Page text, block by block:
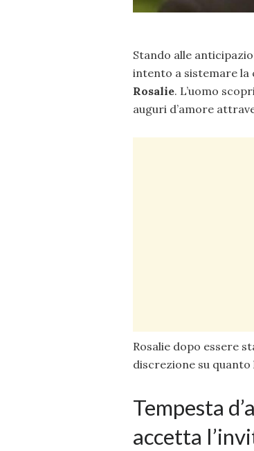
Stando alle
intento a sistemare la
Rosalie. L’uomo
auguri d’amore
Rosalie dopo essere
discrezione su quanto
Tempesta
accetta